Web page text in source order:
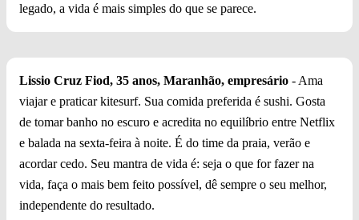
legado, a vida é mais simples do que se parece.
Lissio Cruz Fiod, 35 anos, Maranhão, empresário - Ama
viajar e praticar kitesurf. Sua comida preferida é sushi. Gosta
de tomar banho no escuro e acredita no equilíbrio entre Netflix
e balada na sexta-feira à noite. É do time da praia, verão e
acordar cedo. Seu mantra de vida é: seja o que for fazer na
vida, faça o mais bem feito possível, dê sempre o seu melhor,
independente do resultado.